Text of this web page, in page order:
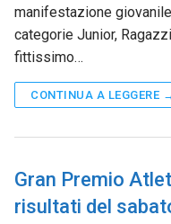
manifestazione
categorie Junior,
fittissimo…
CONTINUA A LEGGERE
Gran Premio
risultati del